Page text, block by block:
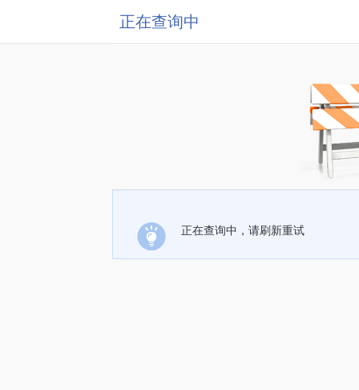
正在查询中
正在查询中，请刷新重试